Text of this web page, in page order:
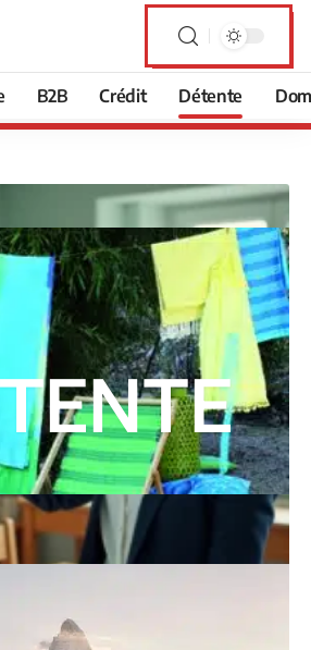
B2B Crédit Détente
vêtements et textiles
conseils pratiques